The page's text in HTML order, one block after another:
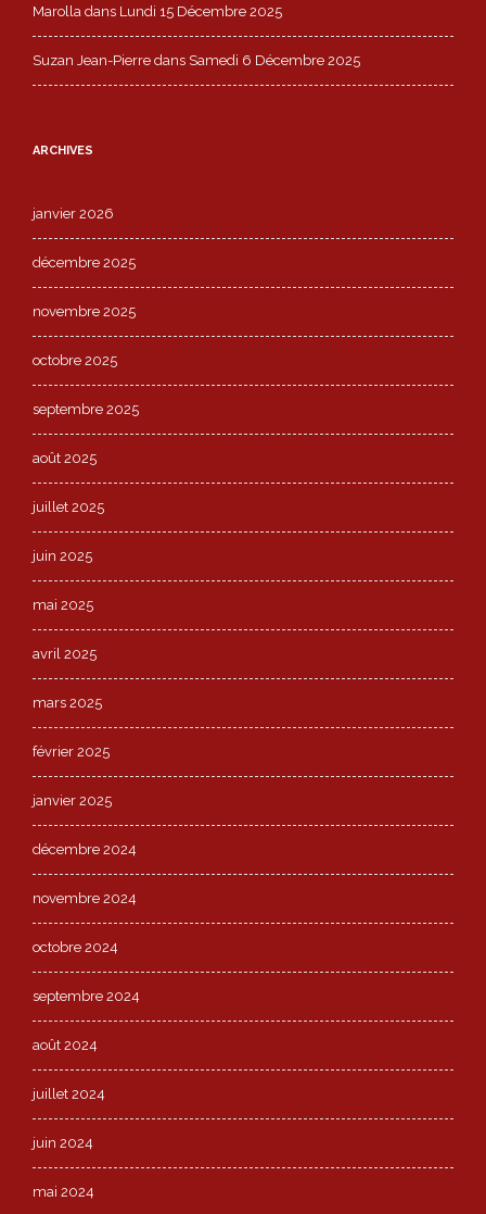
Marolla dans Lundi 15 Décembre 2025
Suzan Jean-Pierre dans Samedi 6 Décembre 2025
ARCHIVES
janvier 2026
décembre 2025
novembre 2025
octobre 2025
septembre 2025
août 2025
juillet 2025
juin 2025
mai 2025
avril 2025
mars 2025
février 2025
janvier 2025
décembre 2024
novembre 2024
octobre 2024
septembre 2024
août 2024
juillet 2024
juin 2024
mai 2024